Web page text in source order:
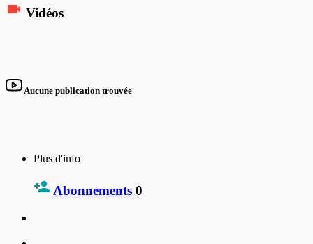
Vidéos
Aucune publication trouvée
Plus d'info
Abonnements 0